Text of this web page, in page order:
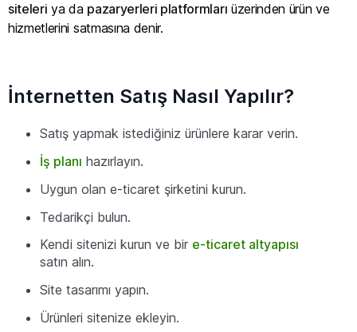
siteleri ya da pazaryerleri platformları üzerinden ürün ve
hizmetlerini satmasına denir.
İnternetten Satış Nasıl Yapılır?
Satış yapmak istediğiniz ürünlere karar verin.
İş planı hazırlayın.
Uygun olan e-ticaret şirketini kurun.
Tedarikçi bulun.
Kendi sitenizi kurun ve bir e-ticaret altyapısı
satın alın.
Site tasarımı yapın.
Ürünleri sitenize ekleyin.